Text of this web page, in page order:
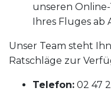
unseren
Ihres Fluges ab
Unser Team steht
Ratschläge zur
Telefon: 02 47